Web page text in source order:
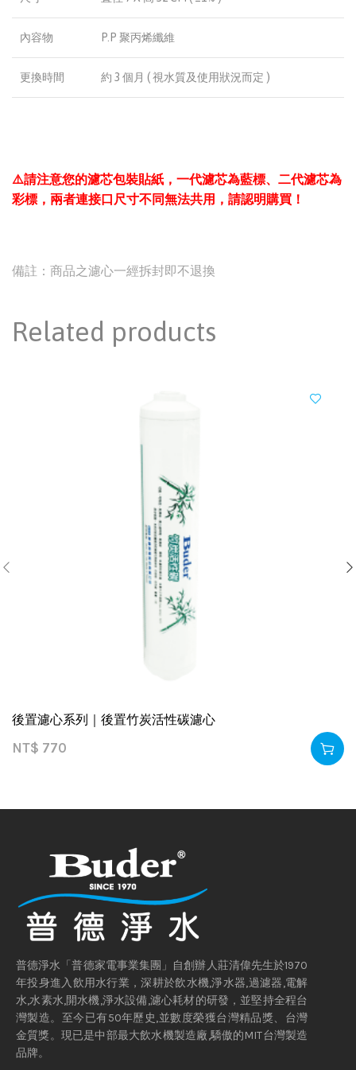
內容物 P.P 聚丙烯纖維
更換時間 約 3 個月 ( 視水質及使用狀況而定 )
⚠️請注意您的濾芯包裝貼紙，一代濾芯為藍標、二代濾芯為
彩標，兩者連接口尺寸不同無法共用，請認明購買！
備註：商品之濾心一經拆封即不退換
Related products
後置濾心系列｜後置竹炭活性碳濾心
NT$ 770
普德淨水「普德家電事業集團」自創辦人莊清偉先生於1970
年投身進入飲用水行業，深耕於飲水機,淨水器,過濾器,電解
水,水素水,開水機,淨水設備,濾心耗材的研發，並堅持全程台
灣製造。至今已有50年歷史,並數度榮獲台灣精品獎、台灣
金質獎。現已是中部最大飲水機製造廠,驕傲的MIT台灣製造
品牌。